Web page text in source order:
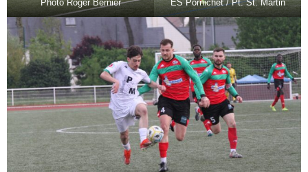
Photo Roger Bernier ES Pornichet / Pt. St. Martin